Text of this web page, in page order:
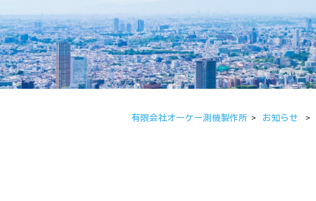
有限会社オーケー測機製作所 > お知らせ >